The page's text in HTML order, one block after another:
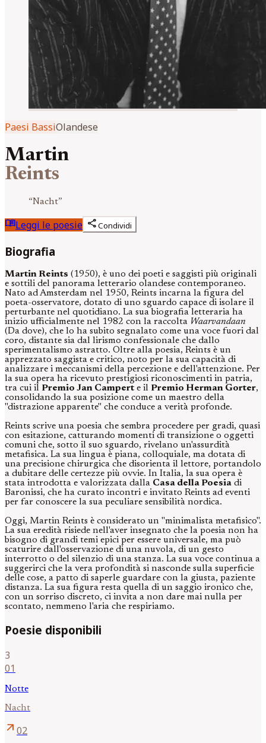
Paesi BassiOlandese
Martin
Reints
“Nacht”
menu_bookLeggi le poesie shareCondividi
Biografia
Martin Reints (1950), è uno dei poeti e saggisti più originali
e sottili del panorama letterario olandese contemporaneo.
Nato ad Amsterdam nel 1950, Reints incarna la figura del
poeta-osservatore, dotato di uno sguardo capace di isolare il
perturbante nel quotidiano. La sua biografia letteraria ha
inizio ufficialmente nel 1982 con la raccolta Waarvandaan
(Da dove), che lo ha subito segnalato come una voce fuori dal
coro, distante sia dal lirismo confessionale che dallo
sperimentalismo astratto. Oltre alla poesia, Reints è un
apprezzato saggista e critico, noto per la sua capacità di
analizzare i meccanismi della percezione e dell'attenzione. Per
la sua opera ha ricevuto prestigiosi riconoscimenti in patria,
tra cui il Premio Jan Camperte il Premio Herman Gorter,
consolidando la sua posizione come un maestro della
"distrazione apparente" che conduce a verità profonde.
Reints scrive una poesia che sembra procedere per gradi, quasi
con esitazione, catturando momenti di transizione o oggetti
comuni che, sotto il suo sguardo, rivelano un'assurdità
metafisica. La sua lingua è piana, colloquiale, ma dotata di
una precisione chirurgica che disorienta il lettore, portandolo
a dubitare delle certezze più ovvie. In Italia, la sua opera è
stata introdotta e valorizzata dalla Casa della Poesia di
Baronissi, che ha curato incontri e invitato Reints ad eventi
per far conoscere la sua peculiare sensibilità nordica.
Oggi, Martin Reints è considerato un "minimalista metafisico".
La sua eredità risiede nell'aver insegnato che la poesia non ha
bisogno di grandi temi epici per essere universale, ma può
scaturire dall'osservazione di una nuvola, di un gesto
interrotto o del silenzio di una stanza. La sua voce continua a
suggerirci che la vera profondità si nasconde sulla superficie
delle cose, a patto di saperle guardare con la giusta, paziente
distanza. La sua figura resta quella di un saggio ironico che,
con un sorriso discreto, ci invita a non dare mai nulla per
scontato, nemmeno l'aria che respiriamo.
Poesie disponibili
3
01
Notte
Nacht
arrow_outward 02